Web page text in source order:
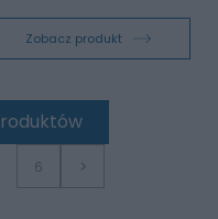
Zobacz produkt
6